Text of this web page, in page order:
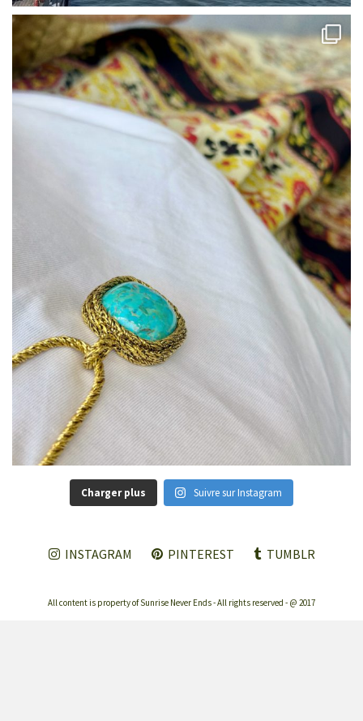
Charger plus Suivre sur Instagram
INSTAGRAM PINTEREST TUMBLR
All content is property of Sunrise Never Ends - All rights reserved - @ 2017